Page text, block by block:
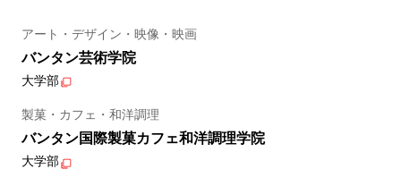
アート・デザイン・映像・映画
バンタン芸術学院
大学部
製菓・カフェ・和洋調理
バンタン国際製菓カフェ和洋調理学院
大学部